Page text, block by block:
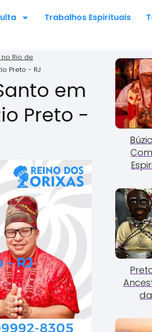
Trabalhos Espirituais
Rio de
Preto - RJ
em
Preto -